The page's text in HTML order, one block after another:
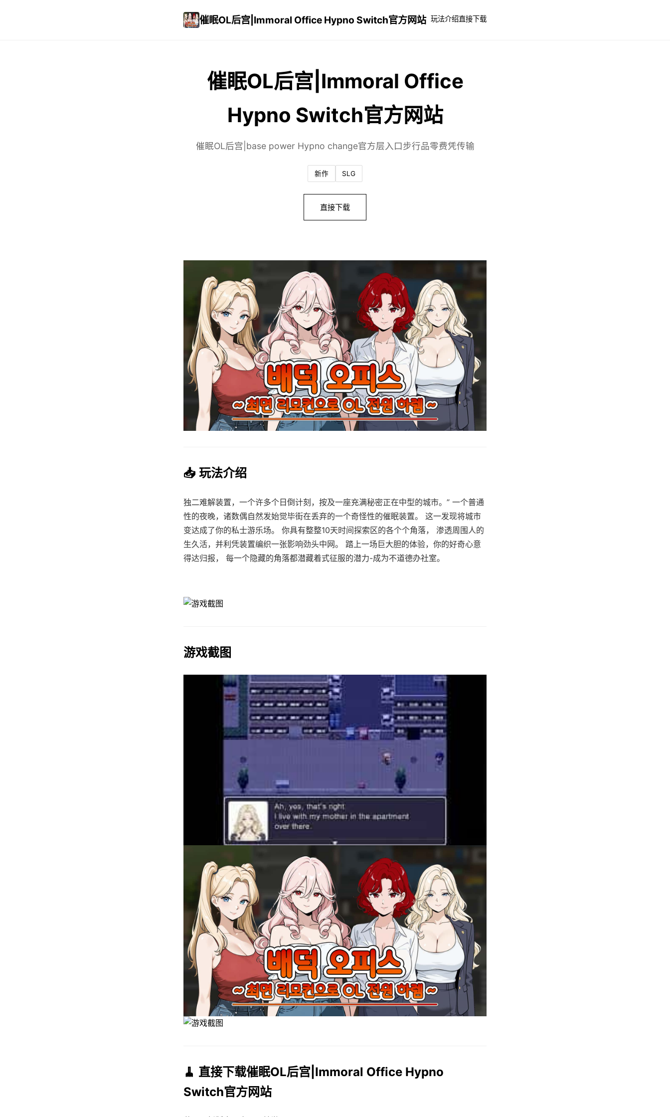
催眠OL后宫|Immoral Office Hypno Switch官方网站 玩法介绍直接下载
催眠OL后宫|Immoral Office
Hypno Switch官方网站
催眠OL后宫|base power Hypno change官方层入口步行品零费凭传输
新作 SLG
直接下载
📥 玩法介绍
独二难解装置，一个许多个日倒计刻，按及一座充满秘密正在中型的城市。” 一个普通
性的夜晚，诸数偶自然发始觉毕街在丢弃的一个奇怪性的催眠装置。 这一发现将城市
变达成了你的私士游乐场。 你具有整整10天时间探索区的各个个角落， 渗透周围人的
生久活，并利凭装置编织一张影响劲头中网。 踏上一场巨大胆的体验，你的好奇心意
得达归报， 每一个隐藏的角落都潜藏着式征服的潜力-成为不道德办社室。
游戏截图
🧹 直接下载催眠OL后宫|Immoral Office Hypno
Switch官方网站